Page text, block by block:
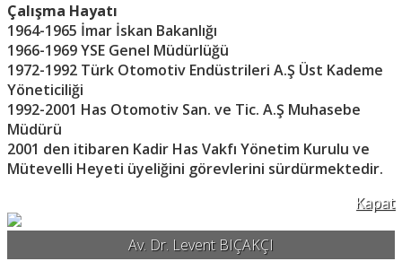
Çalışma Hayatı
1964-1965 İmar İskan Bakanlığı
1966-1969 YSE Genel Müdürlüğü
1972-1992 Türk Otomotiv Endüstrileri A.Ş Üst Kademe
Yöneticiliği
1992-2001 Has Otomotiv San. ve Tic. A.Ş Muhasebe
Müdürü
2001 den itibaren Kadir Has Vakfı Yönetim Kurulu ve
Mütevelli Heyeti üyeliğini görevlerini sürdürmektedir.
Kapat
Av. Dr. Levent BIÇAKÇI